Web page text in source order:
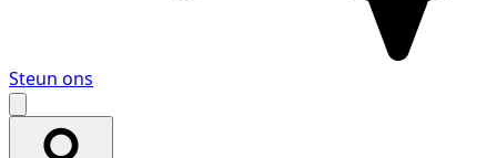
Steun ons